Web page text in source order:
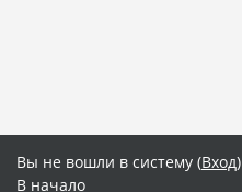
Вы не вошли в систему (Вход)
В начало